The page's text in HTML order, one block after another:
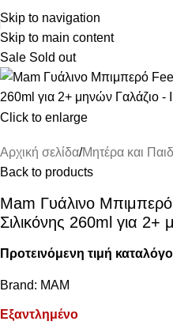
Skip to navigation
Skip to main content
ΔΩΡΕΑΝ
Sale Sold out
Click to enlarge
Αρχική σελίδα Μητέρα και
Back to products
Mam Γυάλινο
Σιλικόνης 260ml για 2+
Προτεινόμενη τιμή
Brand: MAM
Εξαντλημένο